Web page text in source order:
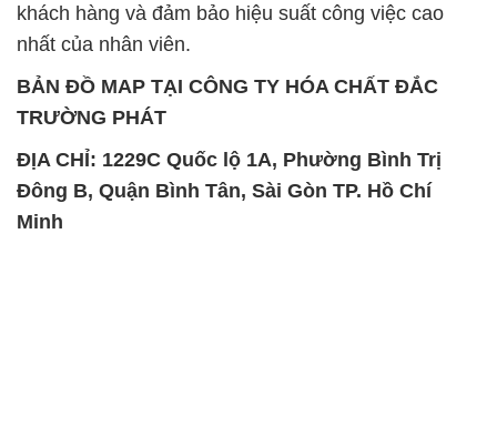
khách hàng và đảm bảo hiệu suất công việc cao
nhất của nhân viên.
BẢN ĐỒ MAP TẠI CÔNG TY HÓA CHẤT ĐẮC
TRƯỜNG PHÁT
ĐỊA CHỈ: 1229C Quốc lộ 1A, Phường Bình Trị
Đông B, Quận Bình Tân, Sài Gòn TP. Hồ Chí
Minh